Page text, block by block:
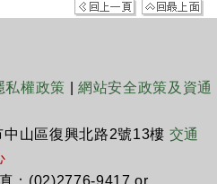
私權政策 |網站安全政策及資通
山區復興北路2號13樓 交通
：(02)2776-9417 or